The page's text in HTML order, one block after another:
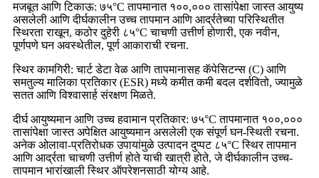
मजबूत आणि टिकाऊ: ७५°C तापमानात १००,००० तासांपेक्षा जास्त आयुष्य
असलेली आणि दीर्घकालीन उच्च तापमान आणि आर्द्रतेच्या परिस्थितीत
स्थिरता राखून, कठोर दुहेरी ८५°C चाचणी उत्तीर्ण होणारी, एक नवीन,
पूर्णपणे घन अवस्थेतील, पूर्ण आकाराची रचना.
स्थिर कामगिरी: चार्ट डेटा वेळ आणि तापमानासह कॅपेसिटन्स (C) आणि
समतुल्य मालिका प्रतिकार (ESR) मध्ये कमीत कमी बदल दर्शवितो, ज्यामुळे
सतत आणि विश्वासार्ह संरक्षण मिळते.
दीर्घ आयुष्यमान आणि उच्च हवामान प्रतिकार: ७५°C तापमानात १००,०००
तासांपेक्षा जास्त अपेक्षित आयुष्यमान असलेली एक संपूर्ण घन-स्थिती रचना.
अनेक ओलावा-प्रतिरोधक उपायांमुळे उत्पादन दुप्पट ८५°C स्थिर तापमान
आणि आर्द्रता चाचणी उत्तीर्ण होते याची खात्री होते, जे दीर्घकालीन उच्च-
तापमान भारांखाली स्थिर ऑपरेशनसाठी योग्य आहे.